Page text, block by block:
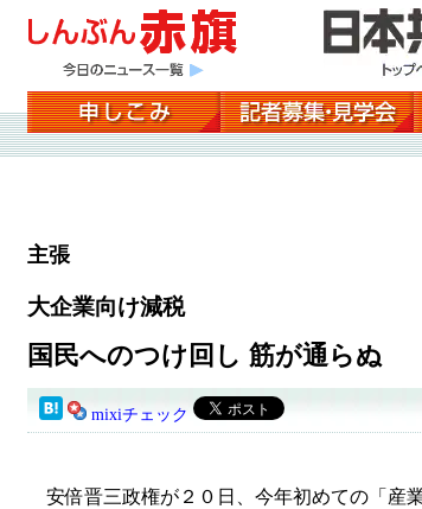
主張
大企業向け減税
国民へのつけ回し 筋が通らぬ
mixiチェック
安倍晋三政権が２０日、今年初めての「産